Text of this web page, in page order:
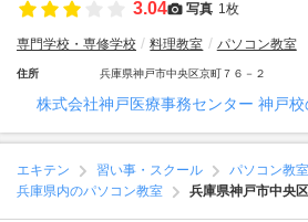
3.04 写真 1枚
専門学校・専修学校 料理教室 パソコン教室
住所 兵庫県神戸市中央区京町７６－２
株式会社神戸医療事務センター 神戸
エキテン 習い事・スクール
パソコン教室
兵庫県内のパソコン教室
兵庫県神戸市中央